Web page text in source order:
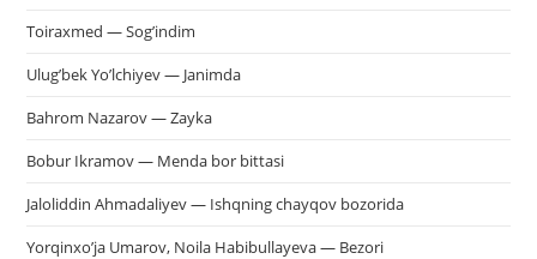
Toiraxmed — Sog’indim
Ulug’bek Yo’lchiyev — Janimda
Bahrom Nazarov — Zayka
Bobur Ikramov — Menda bor bittasi
Jaloliddin Ahmadaliyev — Ishqning chayqov bozorida
Yorqinxo’ja Umarov, Noila Habibullayeva — Bezori